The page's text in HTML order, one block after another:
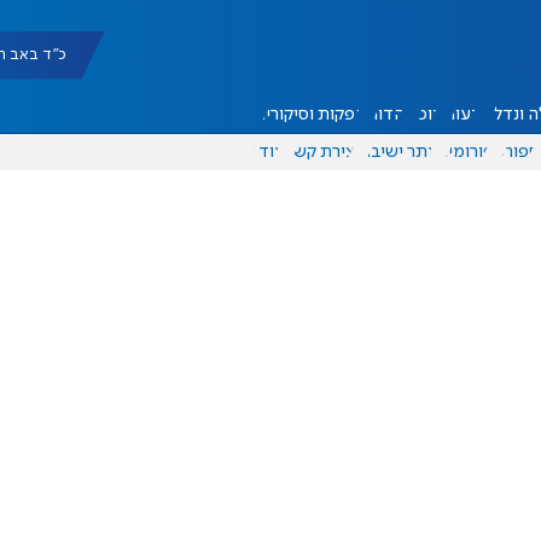
כ"ד באב תשפ"ו
ונדל"ן דעות אוכל יהדות הפקות וסיקורים
ספורט פורומים אתר ישיבה יצירת קשר עוד